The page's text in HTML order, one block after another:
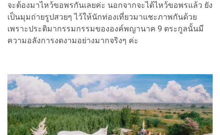
จะต้องมาไหว้ขอพรกันเลยค่ะ นอกจากจะได้ไหว้ขอพรแล้ว ยัง
เป็นมุมถ่ายรูปสวยๆ ไว้ให้นักท่องเที่ยวมาแชะภาพกันด้วย
เพราะประติมากรรมกรรมขององค์พญานาค 9 ตระกูลนั้นมี
ความอลังการงดงามอย่างมากจริงๆ ค่ะ